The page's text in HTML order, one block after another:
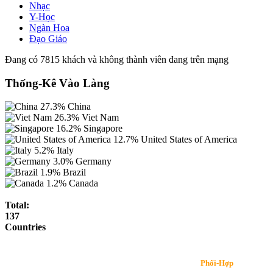
Nhạc
Y-Học
Ngàn Hoa
Đạo Giáo
Đang có 7815 khách và không thành viên đang trên mạng
Thống-Kê Vào Làng
27.3% China
26.3% Viet Nam
16.2% Singapore
12.7% United States of America
5.2% Italy
3.0% Germany
1.9% Brazil
1.2% Canada
Total:
137
Countries
Phối-Hợp